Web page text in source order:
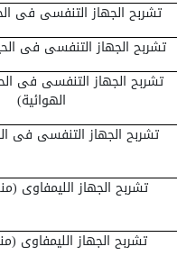
تشربح الجهاز التنفسى فى
تشربح الجهاز التنفسى فى
تشربح الجهاز التنفسى فى
الهوائية)
تشربح الجهاز التنفسى فى
تشربح الجهاز الليمفاوى
تشربح الجهاز الليمفاوى